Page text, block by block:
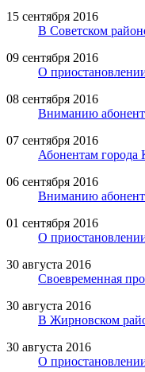
15 сентября 2016
В Советском
09 сентября 2016
О
08 сентября 2016
Вниманию
07 сентября 2016
Абонентам города
06 сентября 2016
Вниманию
01 сентября 2016
О
30 августа 2016
Своевременная
30 августа 2016
В Жирновском
30 августа 2016
О